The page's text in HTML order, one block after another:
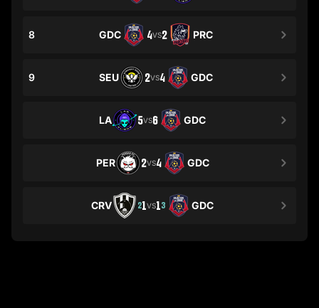
8 GDC 4VS2 PRC
9 SEU 2VS4 GDC
LA 5VS6 GDC
PER 2VS4 GDC
CRV 21VS13 GDC